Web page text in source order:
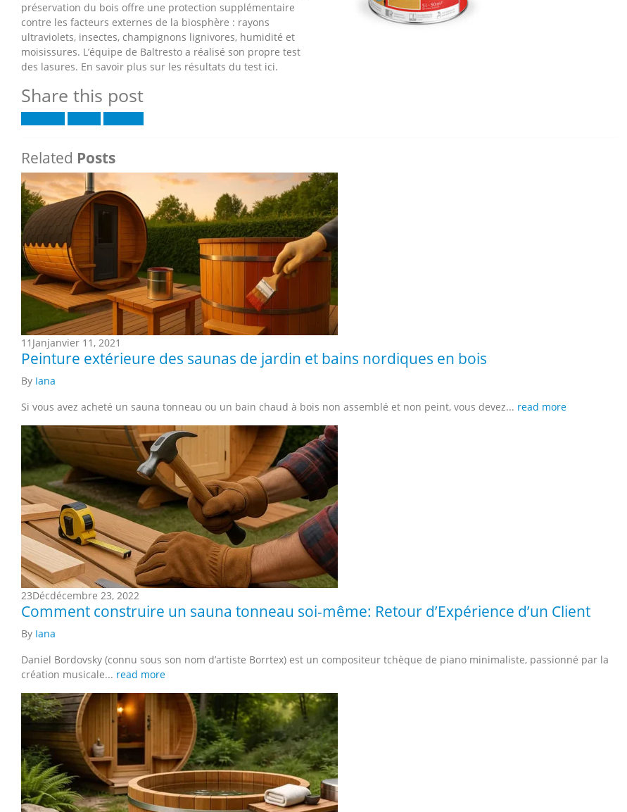
préservation du bois offre une protection supplémentaire
contre les facteurs externes de la biosphère : rayons
ultraviolets, insectes, champignons lignivores, humidité et
moisissures. L’équipe de Baltresto a réalisé son propre test
des lasures. En savoir plus sur les résultats du test ici.
Share this post
Related Posts
11 Janjanvier 11, 2021
Peinture extérieure des saunas de jardin et bains nordiques en bois
By Iana
Si vous avez acheté un sauna tonneau ou un bain chaud à bois non assemblé et non peint, vous devez... read more
23Décdécembre 23, 2022
Comment construire un sauna tonneau soi-même: Retour d’Expérience d’un Client
By Iana
Daniel Bordovsky (connu sous son nom d’artiste Borrtex) est un compositeur tchèque de piano minimaliste, passionné par la
création musicale... read more